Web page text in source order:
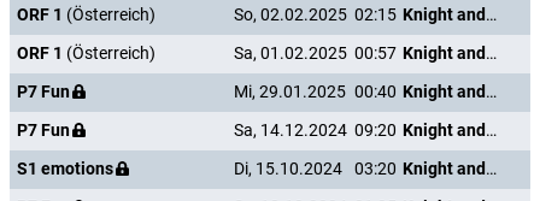
ORF 1 (Österreich) So, 02.02.2025 02:15
Knight and Day
ORF 1 (Österreich) Sa, 01.02.2025 00:57
Knight and Day
P7 Fun
Mi, 29.01.2025 00:40
Knight and Day
P7 Fun
Sa, 14.12.2024 09:20
Knight and Day
S1 emotions
Di, 15.10.2024 03:20
Knight and Day